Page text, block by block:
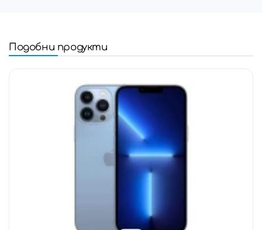
Подобни продукти